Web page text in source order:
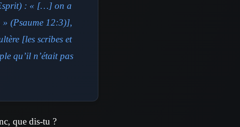
: « […] on a
» (Psaume 12:3)],
[les scribes et
qu’il n’était pas
que dis-tu ?